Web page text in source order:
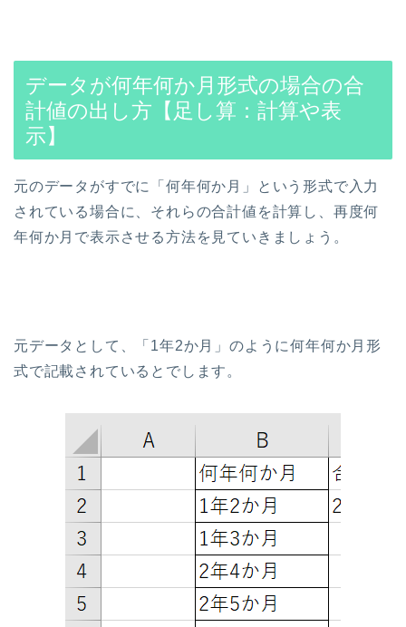
データが何年何か月形式の場合の合
計値の出し方【足し算：計算や表
示】
元のデータがすでに「何年何か月」という形式で入力
されている場合に、それらの合計値を計算し、再度何
年何か月で表示させる方法を見ていきましょう。
元データとして、「1年2か月」のように何年何か月形
式で記載されているとでします。